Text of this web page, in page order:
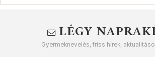
LÉGY
Gyermeknevelés, friss hírek,